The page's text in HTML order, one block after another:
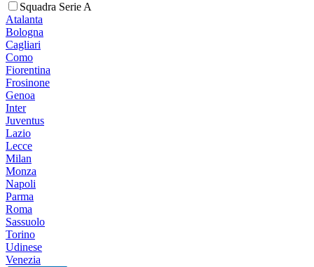
Squadra Serie A
Atalanta
Bologna
Cagliari
Como
Fiorentina
Frosinone
Genoa
Inter
Juventus
Lazio
Lecce
Milan
Monza
Napoli
Parma
Roma
Sassuolo
Torino
Udinese
Venezia